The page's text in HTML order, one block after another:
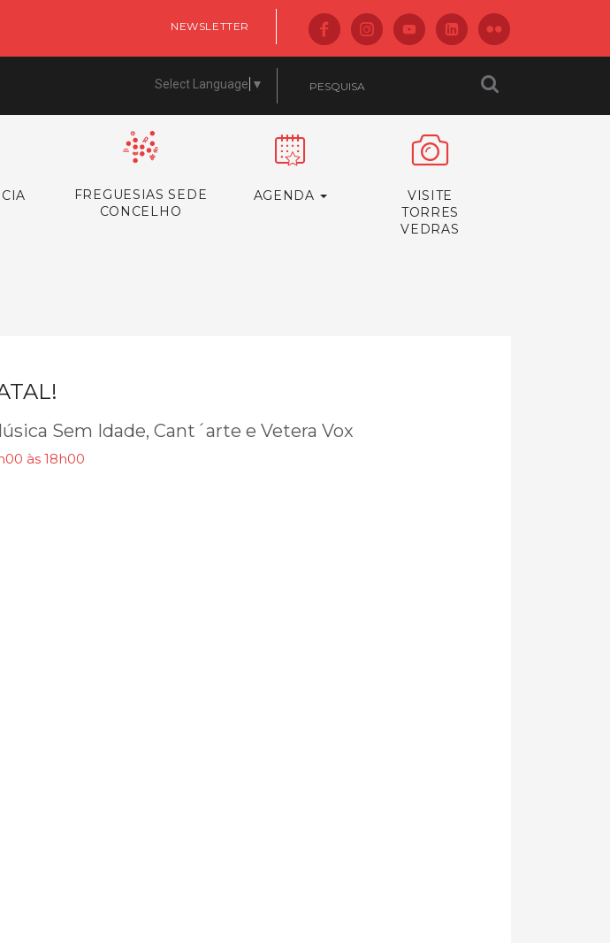
NEWSLETTER
Select Language ▼
FREGUESIAS SEDE
CONCELHO
AGENDA
VISITE
TORRES
VEDRAS
Sem Idade, Cant´arte e Vetera Vox
às 18h00